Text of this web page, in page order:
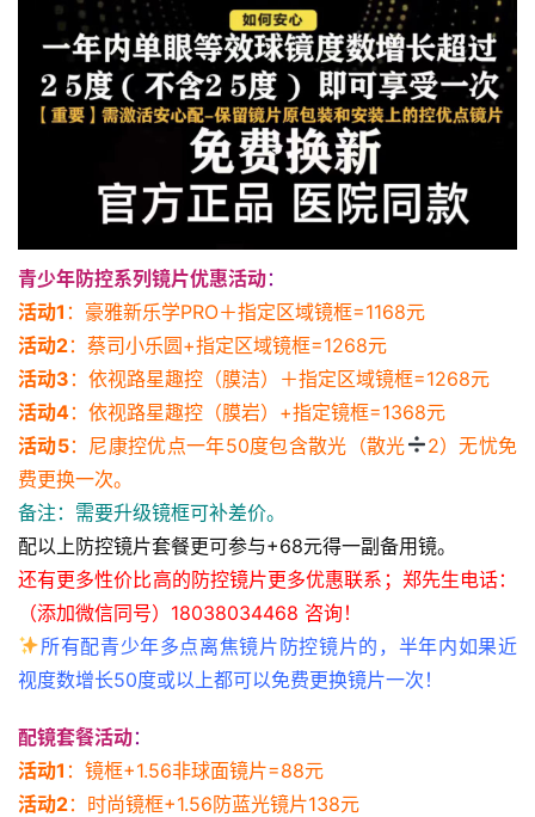
青少年防控系列镜片优惠活动：
活动1 ：豪雅新乐学PRO＋指定区域镜框=1168元
活动2：蔡司小乐圆+指定区域镜框=1268元
活动3 ：依视路星趣控（膜洁）＋指定区域镜框=1268元
活动4：依视路星趣控（膜岩）+指定镜框=1368元
活动5：尼康控优点一年50度包含散光（散光
2）无忧免
费更换一次。
备注：需要升级镜框可补差价。
配以上防控镜片套餐更可参与+68元得一副备用镜。
还有更多性价比高的防控镜片更多优惠联系；郑先生电话：
（添加微信同号）18038034468 咨询！
所有配青少年多点离焦镜片防控镜片的，半年内如果近
视度数增长50度或以上都可以免费更换镜片一次！
配镜套餐活动：
活动1 ：镜框+1.56非球面镜片=88元
活动2：时尚镜框+1.56防蓝光镜片138元